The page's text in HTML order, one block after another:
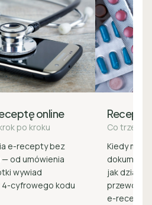
online
po kroku
e-recepty bez
od umówienia
wywiad
cyfrowego kodu
Recepta
Co trzeba
Kiedy
jak działa
e-